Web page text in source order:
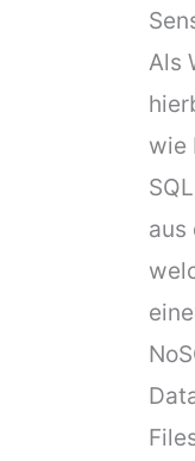
Als
wie
aus